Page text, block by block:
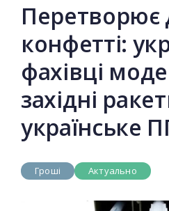
Перетворює
конфетті:
фахівці
західні
українське
Гроші Актуально